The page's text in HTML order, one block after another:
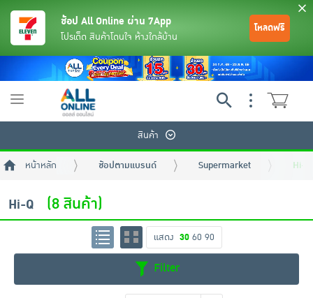
ช้อป All Online ผ่าน 7App
โปรเด็ด สินค้าโดนใจ ห้างใกล้บ้าน
โหลดฟรี
Toggle
สินค้า
หน้าหลัก ช้อปตามแบรนด์ Supermarket Hi-Q
Hi-Q (8 สินค้า)
แสดง 30 60 90
Filter